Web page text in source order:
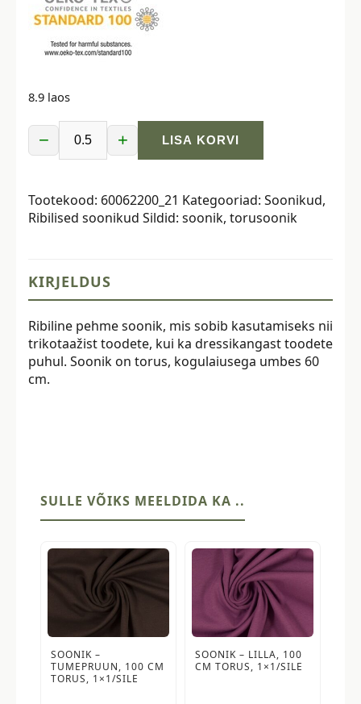
8.9 laos
−
torusoonik,
lavendlililla
kogus
+ LISA KORVI
Tootekood: 60062200_21 Kategooriad: Soonikud,
Ribilised soonikud Sildid: soonik, torusoonik
KIRJELDUS
Ribiline pehme soonik, mis sobib kasutamiseks nii
trikotaažist toodete, kui ka dressikangast toodete
puhul. Soonik on torus, kogulaiusega umbes 60
cm.
SULLE VÕIKS MEELDIDA KA ..
SOONIK –
TUMEPRUUN, 100 CM
TORUS, 1×1/SILE
SOONIK – LILLA, 100
CM TORUS, 1×1/SILE